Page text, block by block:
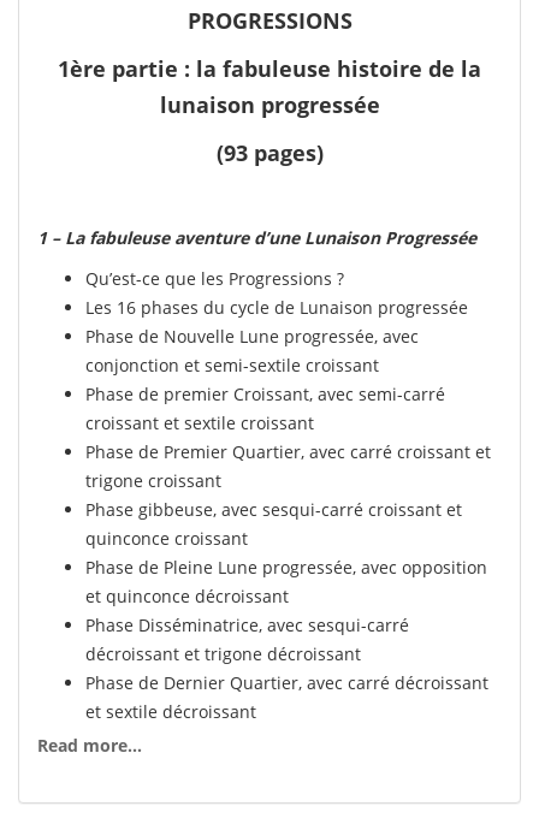
PROGRESSIONS
1ère partie : la fabuleuse histoire de la
lunaison progressée
(93 pages)
1 –La fabuleuse aventure d’une Lunaison Progressée
Qu’est-ce que les Progressions ?
Les 16 phases du cycle de Lunaison progressée
Phase de Nouvelle Lune progressée, avec
conjonction et semi-sextile croissant
Phase de premier Croissant, avec semi-carré
croissant et sextile croissant
Phase de Premier Quartier, avec carré croissant et
trigone croissant
Phase gibbeuse, avec sesqui-carré croissant et
quinconce croissant
Phase de Pleine Lune progressée, avec opposition
et quinconce décroissant
Phase Disséminatrice, avec sesqui-carré
décroissant et trigone décroissant
Phase de Dernier Quartier, avec carré décroissant
et sextile décroissant
Phase Balsamique, avec semi-carré décroissant et
Read more...